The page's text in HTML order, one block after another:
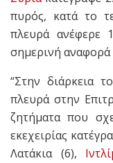
πυρός, κατά το
πλευρά ανέφερε
σημερινή
“Στην διάρκεια
πλευρά στην
ζητήματα που
εκεχειρίας
Λατάκια (6),